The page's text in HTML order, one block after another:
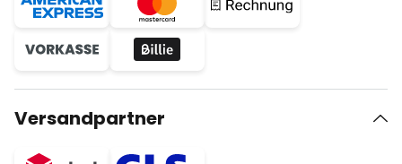
Versandpartner